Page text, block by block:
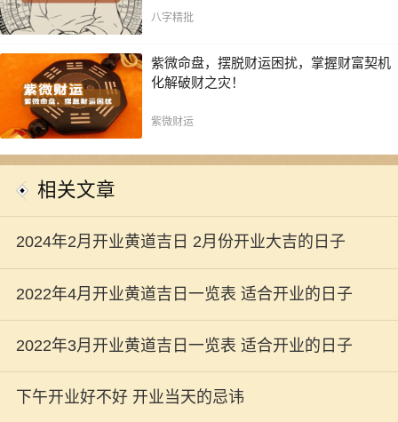
八字精批
紫微命盘，摆脱财运困扰，掌握财富契机
化解破财之灾！
紫微财运
相关文章
2024年2月开业黄道吉日 2月份开业大吉的日子
2022年4月开业黄道吉日一览表 适合开业的日子
2022年3月开业黄道吉日一览表 适合开业的日子
下午开业好不好 开业当天的忌讳